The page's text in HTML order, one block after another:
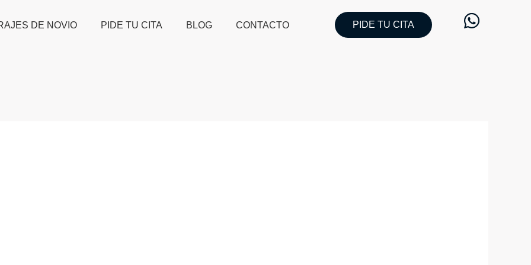
DE NOVIO PIDE TU CITA BLOG CONTACTO PIDE TU CITA